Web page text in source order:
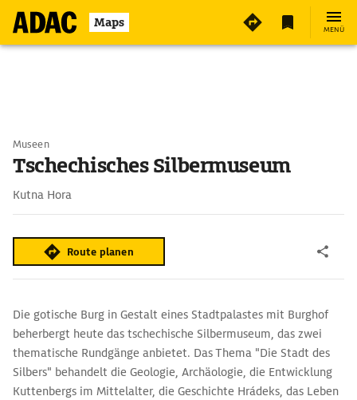
Maps MENÜ
Museen
Tschechisches Silbermuseum
Kutna Hora
Route planen
Die gotische Burg in Gestalt eines Stadtpalastes mit Burghof
beherbergt heute das tschechische Silbermuseum, das zwei
thematische Rundgänge anbietet. Das Thema "Die Stadt des
Silbers" behandelt die Geologie, Archäologie, die Entwicklung
Kuttenbergs im Mittelalter, die Geschichte Hrádeks, das Leben